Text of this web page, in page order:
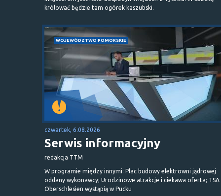
królować będzie tam ogórek kaszubski.
WOJEWÓDZTWO POMORSKIE
czwartek, 6.08.2026
Serwis informacyjny
redakcja TTM
W programie między innymi: Plac budowy elektrowni jądrowej
oddany wykonawcy; Urodzinowe atrakcje i ciekawa oferta; TSA
Oberschlesien wystąpią w Pucku